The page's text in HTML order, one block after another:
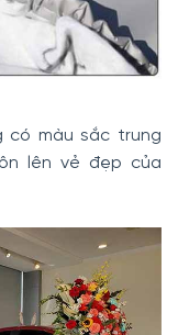
có màu sắc trung
lên vẻ đẹp của